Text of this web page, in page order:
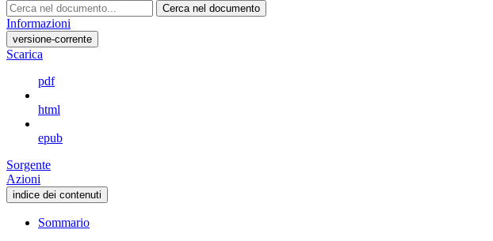
Cerca nel documento
Informazioni
versione-corrente
Scarica
pdf
html
epub
Sorgente
Azioni
indice dei contenuti
Sommario